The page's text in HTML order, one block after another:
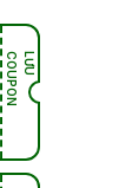
L
Ư
U
C
O
U
P
O
N